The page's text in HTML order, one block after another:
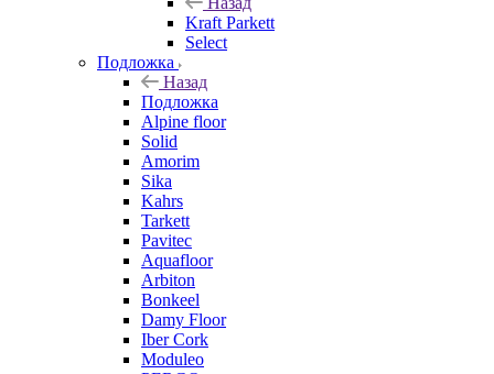
Kraft Parkett
Select
Подложка
Назад
Подложка
Alpine floor
Solid
Amorim
Sika
Kahrs
Tarkett
Pavitec
Aquafloor
Arbiton
Bonkeel
Damy Floor
Iber Cork
Moduleo